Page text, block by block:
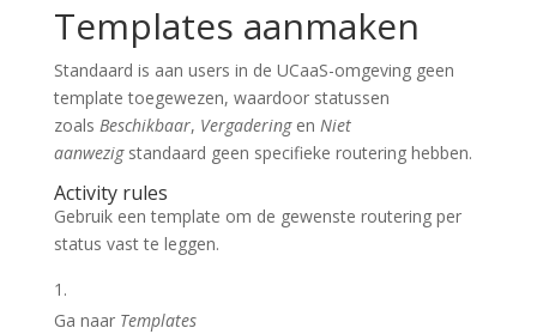
Templates aanmaken
Standaard is aan users in de UCaaS-omgeving geen
template toegewezen, waardoor statussen
zoals Beschikbaar, Vergaderingen Niet
aanwezigstandaard geen specifieke routering hebben.
Activity rules
Gebruik een template om de gewenste routering per
status vast te leggen.
Ga naar Templates